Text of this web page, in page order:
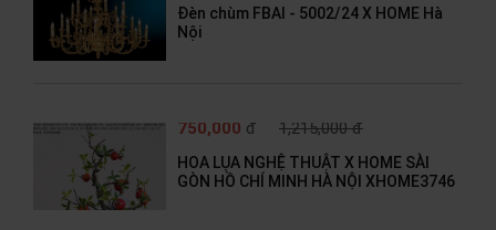
Đèn chùm FBAI - 5002/24 X HOME Hà
Nội
750,000 đ 1,215,000 đ
HOA LỤA NGHỆ THUẬT X HOME SÀI
GÒN HỒ CHÍ MINH HÀ NỘI XHOME3746